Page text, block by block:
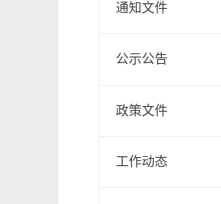
通知文件
公示公告
政策文件
工作动态